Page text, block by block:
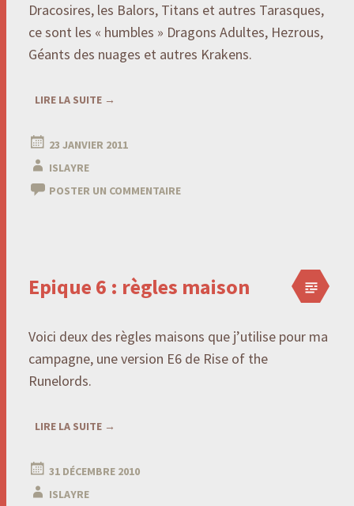
Dracosires, les Balors, Titans et autres Tarasques,
ce sont les « humbles » Dragons Adultes, Hezrous,
Géants des nuages et autres Krakens.
LIRE LA SUITE →
23 JANVIER 2011
ISLAYRE
POSTER UN COMMENTAIRE
Epique 6 : règles maison
Voici deux des règles maisons que j’utilise pour ma
campagne, une version E6 de Rise of the
Runelords.
LIRE LA SUITE →
31 DÉCEMBRE 2010
ISLAYRE